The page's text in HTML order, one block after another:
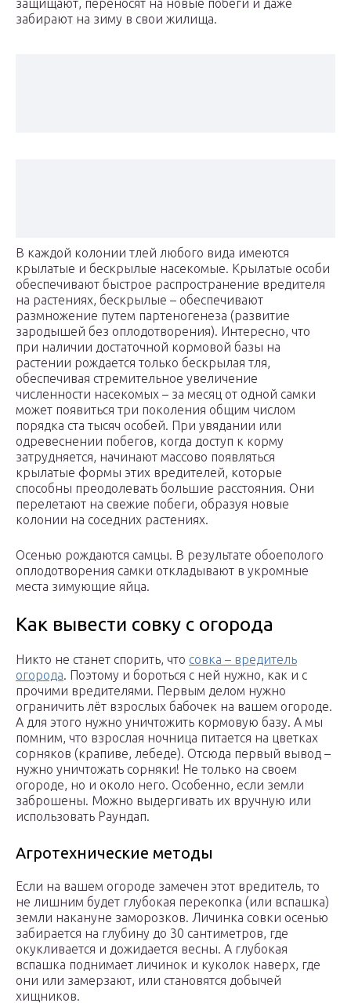
защищают, переносят на новые побеги и даже
забирают на зиму в свои жилища.
В каждой колонии тлей любого вида имеются
крылатые и бескрылые насекомые. Крылатые особи
обеспечивают быстрое распространение вредителя
на растениях, бескрылые – обеспечивают
размножение путем партеногенеза (развитие
зародышей без оплодотворения). Интересно, что
при наличии достаточной кормовой базы на
растении рождается только бескрылая тля,
обеспечивая стремительное увеличение
численности насекомых – за месяц от одной самки
может появиться три поколения общим числом
порядка ста тысяч особей. При увядании или
одревеснении побегов, когда доступ к корму
затрудняется, начинают массово появляться
крылатые формы этих вредителей, которые
способны преодолевать большие расстояния. Они
перелетают на свежие побеги, образуя новые
колонии на соседних растениях.
Осенью рождаются самцы. В результате обоеполого
оплодотворения самки откладывают в укромные
места зимующие яйца.
Как вывести совку с огорода
Никто не станет спорить, что совка – вредитель
огорода. Поэтому и бороться с ней нужно, как и с
прочими вредителями. Первым делом нужно
ограничить лёт взрослых бабочек на вашем огороде.
А для этого нужно уничтожить кормовую базу. А мы
помним, что взрослая ночница питается на цветках
сорняков (крапиве, лебеде). Отсюда первый вывод –
нужно уничтожать сорняки! Не только на своем
огороде, но и около него. Особенно, если земли
заброшены. Можно выдергивать их вручную или
использовать Раундап.
Агротехнические методы
Если на вашем огороде замечен этот вредитель, то
не лишним будет глубокая перекопка (или вспашка)
земли накануне заморозков. Личинка совки осенью
забирается на глубину до 30 сантиметров, где
окукливается и дожидается весны. А глубокая
вспашка поднимает личинок и куколок наверх, где
они или замерзают, или становятся добычей
хищников.